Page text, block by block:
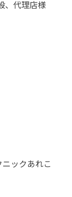
、代理店様
ックあれこ